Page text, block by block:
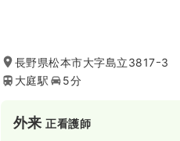
長野県松本市大字島立3817ｰ3
大庭駅
5分
外来正看護師